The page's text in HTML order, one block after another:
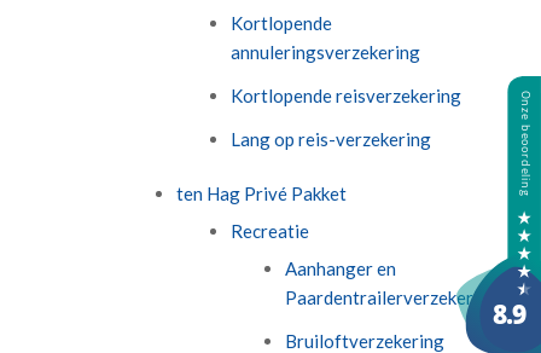
Kortlopende
annuleringsverzekering
Kortlopende reisverzekering
Lang op reis-verzekering
ten Hag Privé Pakket
Recreatie
Aanhanger en
Paardentrailerverzekering
Bruiloftverzekering